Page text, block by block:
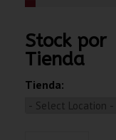
Stock por
Tienda
Tienda: